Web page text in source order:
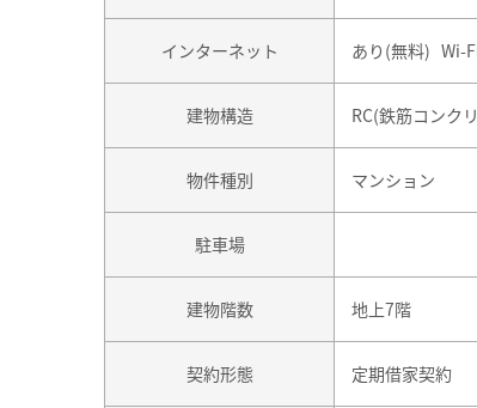
インターネット あり(無料) Wi-
建物構造 RC(鉄筋コンク
物件種別 マンション
駐車場
建物階数 地上7階
契約形態 定期借家契約